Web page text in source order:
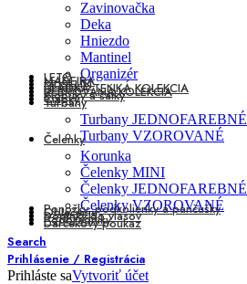
Zavinovačka
Deka
Hniezdo
Mantinel
Organizér
LETO
MADEIRA
MUŠELÍN
HLADKÁ TENKÁ KOLEKCIA
REBROVANÁ KOLEKCIA
Klobúky a šatky
Čiapky
Turbany
Turbany JEDNOFAREBNÉ
Turbany VZOROVANÉ
Čelenky
Korunka
Čelenky MINI
Čelenky JEDNOFAREBNÉ
Čelenky VZOROVANÉ
Ponožky, podkolienky a pančušky
Oblečenie
Doplnky do vlasov
Podbradníky
Darčekový poukaz
Search
Prihlásenie / Registrácia
Prihláste saVytvoriť účet